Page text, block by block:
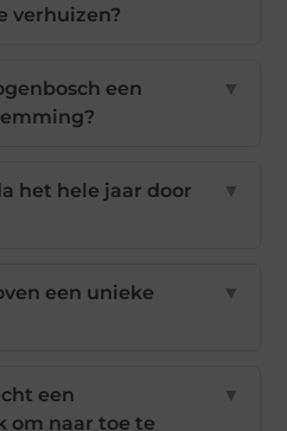
verhuizen?
een
▼
het hele jaar door
▼
een unieke
▼
een
om naar toe te
▼